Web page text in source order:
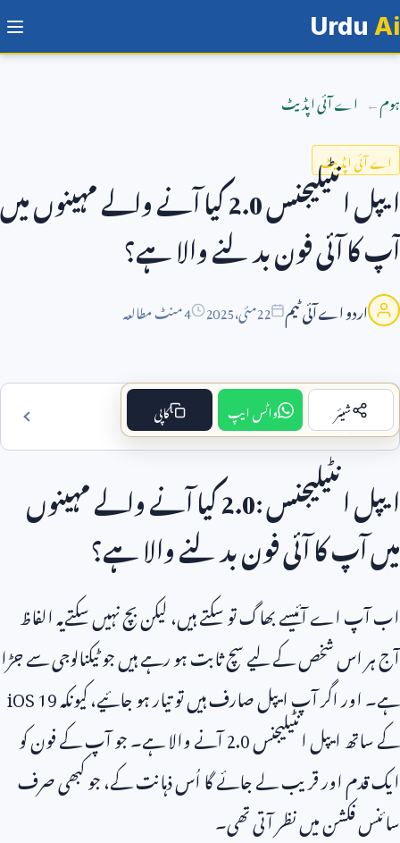
Urdu Ai
ہوم اے آئی اپڈیٹ
اے آئی اپڈیٹ
ایپل انٹیلیجنس2.0کیا آنے والے مہینوں میں
آپ کا آئی فون بدلنے والا ہے؟
اردو اے آئی ٹیم 22مئی،2025 4 منٹ مطالعہ
فہرست مضمون
ایپل انٹیلیجنس2.0:کیا آنے والے مہینوں
میں آپ کا آئی فون بدلنے والا ہے؟
اب آپ اے آئیسے بھاگ تو سکتے ہیں، لیکن بچ نہیں سکتےیہ الفاظ
آج ہر اس شخص کے لیے سچ ثابت ہو رہے ہیں جو ٹیکنالوجی سے جڑا
ہے۔ اور اگر آپ ایپل صارف ہیں تو تیار ہو جائیے، کیونکہiOS 19
کے ساتھ ایپل انٹیلیجنس2.0آنے والا ہے۔ جو آپ کے فون کو
ایک قدم اور قریب لے جائے گا اُس ذہانت کے، جو کبھی صرف
سائنس فکشن میں نظر آتی تھی۔
شیئر واٹس ایپ کاپی